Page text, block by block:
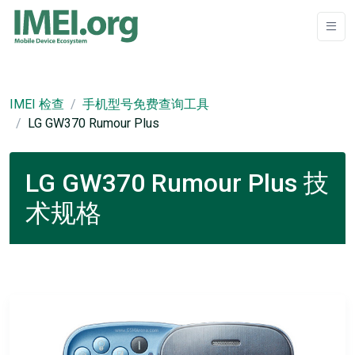
IMEI 检查
手机型号免费查询工具
LG GW370 Rumour Plus
LG GW370 Rumour Plus 技
术规格